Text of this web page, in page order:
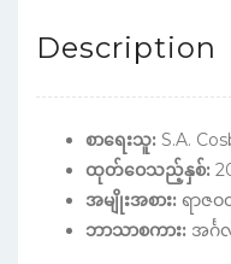
Description
စာရေးသူ: S.A.
ထုတ်ဝေသည့်နှစ်:
အမျိုးအစား: ရာဇဝ
ဘာသာစကား: အင်္ဂ